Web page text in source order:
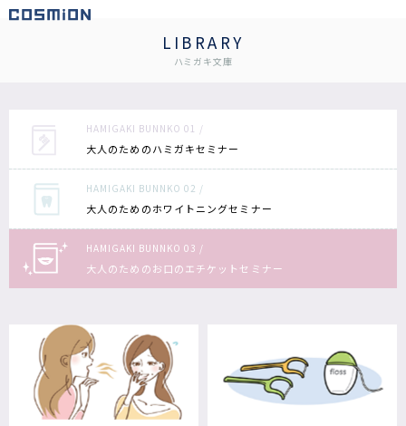
LIBRARY
ハミガキ文庫
HAMIGAKI BUNNKO 01 /
大人のためのハミガキセミナー
HAMIGAKI BUNNKO 02 /
大人のためのホワイトニングセミナー
HAMIGAKI BUNNKO 03 /
大人のためのお口のエチケットセミナー